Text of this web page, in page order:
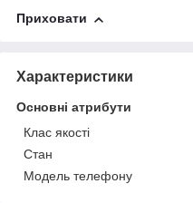
Приховати
Характеристики
Основні атрибути
Клас якості
Стан
Модель телефону